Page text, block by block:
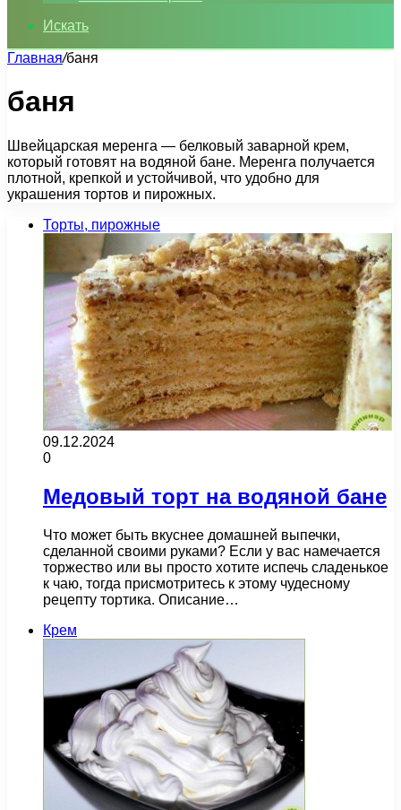
Искать
Главная/баня
баня
Швейцарская меренга — белковый заварной крем,
который готовят на водяной бане. Меренга получается
плотной, крепкой и устойчивой, что удобно для
украшения тортов и пирожных.
Торты, пирожные
09.12.2024
0
Медовый торт на водяной бане
Что может быть вкуснее домашней выпечки,
сделанной своими руками? Если у вас намечается
торжество или вы просто хотите испечь сладенькое
к чаю, тогда присмотритесь к этому чудесному
рецепту тортика. Описание…
Крем